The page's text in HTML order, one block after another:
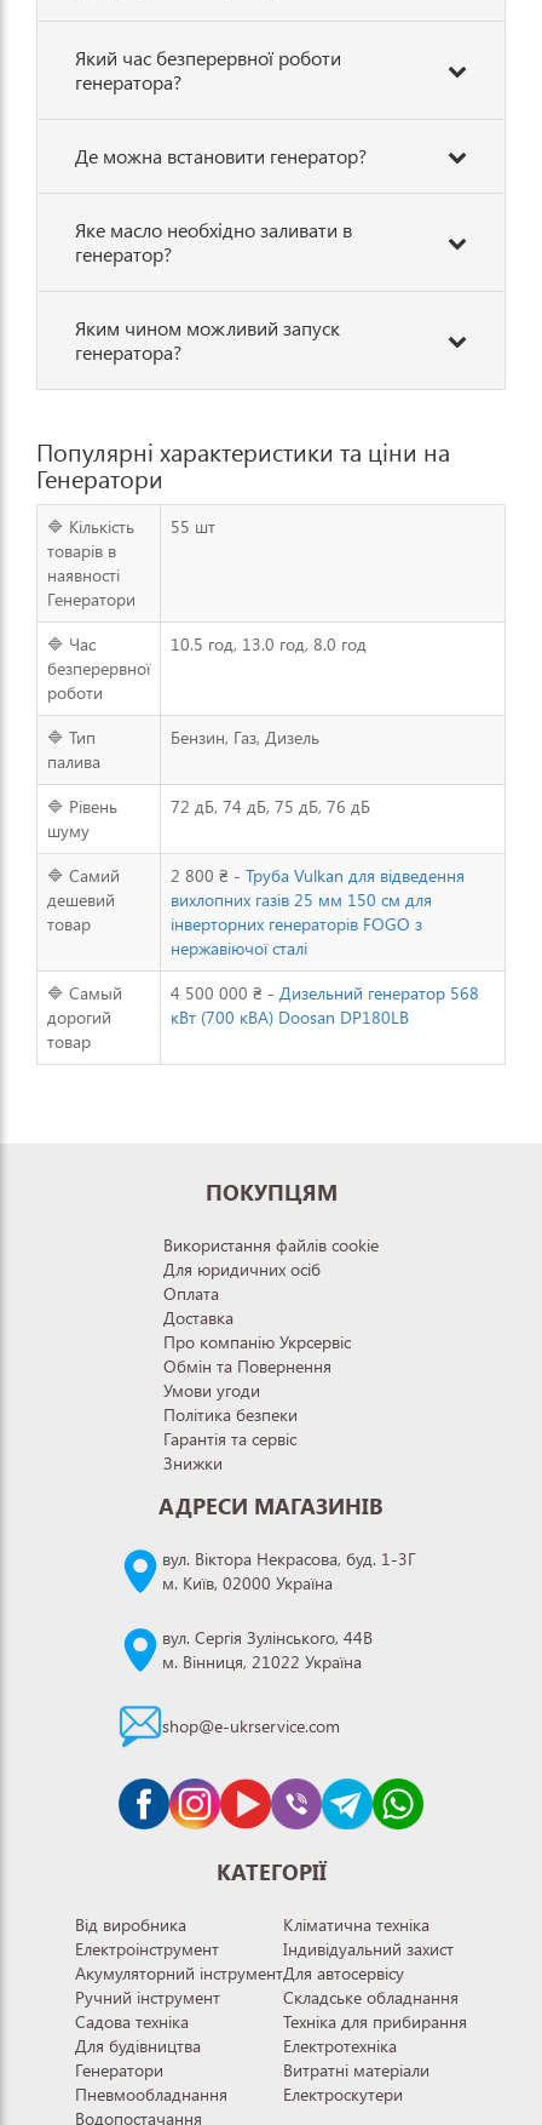
Який час безперервної роботи
генератора?
Де можна встановити генератор?
Яке масло необхідно заливати в
генератор?
Яким чином можливий запуск
генератора?
Популярні характеристики та ціни на
Генератори
🔷 Кількість
товарів в
наявності
Генератори
55 шт
🔷 Час
безперервної
роботи
10.5 год, 13.0 год, 8.0 год
🔷 Тип
палива
Бензин, Газ, Дизель
🔷 Рівень
шуму
72 дБ, 74 дБ, 75 дБ, 76 дБ
🔷 Самий
дешевий
товар
2 800 ₴ - Труба Vulkan для відведення
вихлопних газів 25 мм 150 см для
інверторних генераторів FOGO з
нержавіючої сталі
🔷 Самый
дорогий
товар
4 500 000 ₴ - Дизельний генератор 568
кВт (700 кВА) Doosan DP180LB
ПОКУПЦЯМ
Використання файлів cookie
Для юридичних осіб
Оплата
Доставка
Про компанію Укрсервіс
Обмін та Повернення
Умови угоди
Політика безпеки
Гарантія та сервіс
Знижки
АДРЕСИ МАГАЗИНІВ
вул. Віктора Некрасова, буд. 1-3Г
м. Київ, 02000 Україна
вул. Сергія Зулінського, 44В
м. Вінниця, 21022 Україна
shop@e-ukrservice.com
КАТЕГОРІЇ
Від виробника
Електроінструмент
Акумуляторний інструмент
Ручний інструмент
Садова техніка
Для будівництва
Генератори
Пневмообладнання
Водопостачання
Кліматична техніка
Індивідуальний захист
Для автосервісу
Складське обладнання
Техніка для прибирання
Електротехніка
Витратні матеріали
Електроскутери